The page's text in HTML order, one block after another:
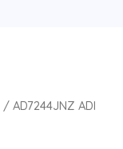
/ AD7244JNZ ADI